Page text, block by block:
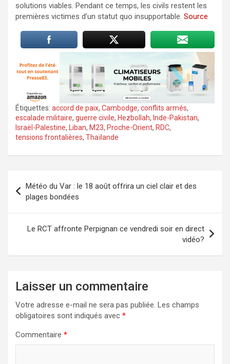
solutions viables. Pendant ce temps, les civils restent les
premières victimes d’un statut quo insupportable. Source
Étiquettes: accord de paix, Cambodge, conflits armés,
escalade militaire, guerre civile, Hezbollah, Inde-Pakistan,
Israël-Palestine, Liban, M23, Proche-Orient, RDC,
tensions frontalières, Thaïlande
de
l’article
Météo du Var : le 18 août offrira un ciel clair et des
plages bondées
Le RCT affronte Perpignan ce vendredi soir en direct
vidéo?
Laisser un commentaire
Votre adresse e-mail ne sera pas publiée. Les champs
obligatoires sont indiqués avec *
Commentaire *